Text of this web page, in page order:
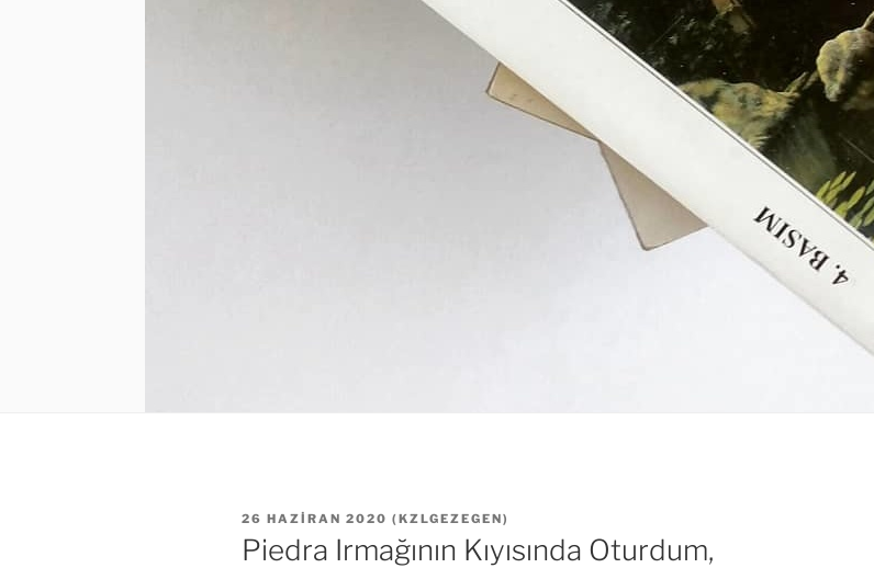
YAYIM
TARIHI
26 HAZIRAN 2020 ( KZLGEZEGEN)
Piedra Irmağının Kıyısında Oturdum,